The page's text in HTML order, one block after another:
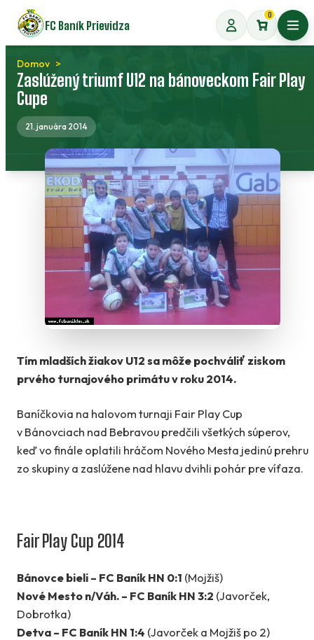
Preskočiť
na
obsah
FC Baník Prievidza
0
Domov
Zaslúžený triumf U12 na bánoveckom Fair Play
Cupe
21. januára 2014
Tím mladších žiakov U12 sa môže pochváliť ziskom
prvého turnajového primátu v roku 2014.
Baníčkovia na halovom turnaji Fair Play Cup
v Bánovciach nad Bebravou predčili všetkých súperov,
keď vo finále oplatili hráčom Nového Mesta jedinú prehru
zo skupiny a zaslúžene nad hlavu dvihli pohár pre víťaza.
Fair Play Cup 2014
Bánovce bieli – FC Baník HN 0:1 (Mojžiš)
Nové Mesto n/Váh. – FC Baník HN 3:2 (Javorček,
Dobrotka)
Detva – FC Baník HN 1:4 (Javorček a Mojžiš po 2)